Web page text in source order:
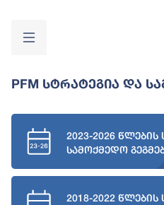
PFM Სტრატეგია Და
2023-2026
სამოქმედო
2018-2022